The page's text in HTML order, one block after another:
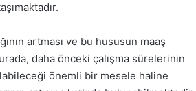
artması ve bu hususun maaş
daha önceki çalışma sürelerinin
önemli bir mesele haline